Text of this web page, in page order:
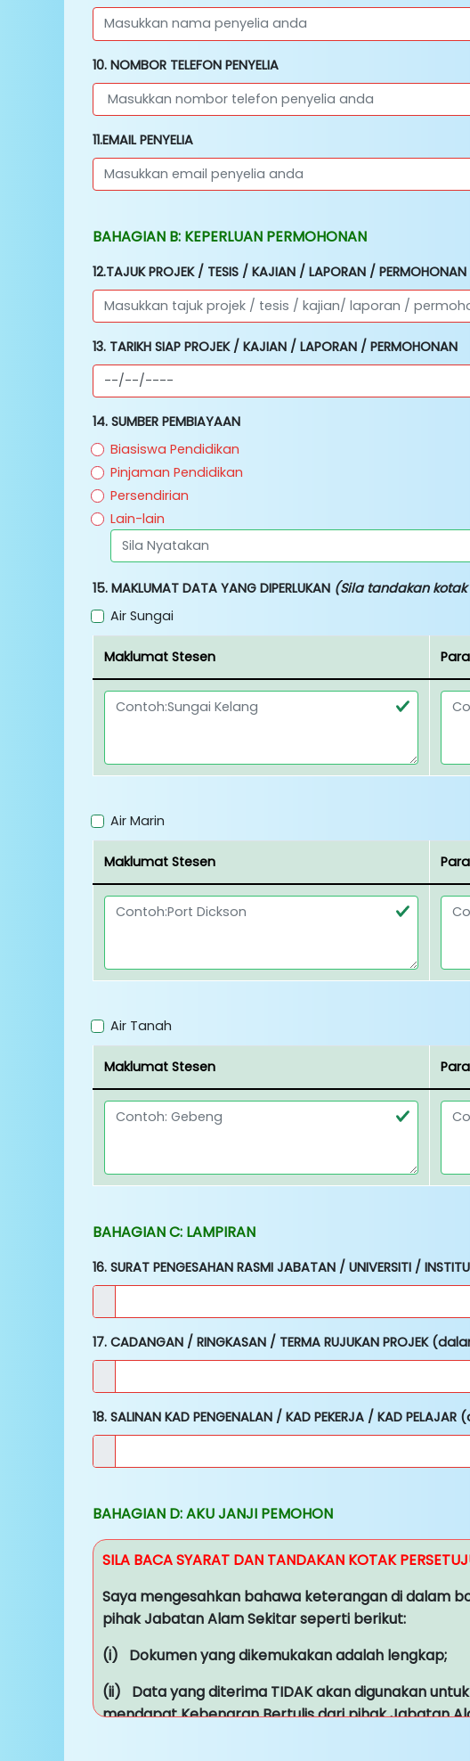
10. NOMBOR TELEFON PENYELIA
11.EMAIL PENYELIA
BAHAGIAN B: KEPERLUAN PERMOHONAN
12.TAJUK PROJEK / TESIS / KAJIAN / LAPORAN / PERMOHONAN
13. TARIKH SIAP PROJEK / KAJIAN / LAPORAN / PERMOHONAN
14. SUMBER PEMBIAYAAN
Biasiswa Pendidikan
Pinjaman Pendidikan
Persendirian
Lain-lain
15. MAKLUMAT DATA YANG DIPERLUKAN (Sila tandakan
Air Sungai
Maklumat Stesen
Air Marin
Maklumat Stesen
Air Tanah
Maklumat Stesen
BAHAGIAN C: LAMPIRAN
16. SURAT PENGESAHAN RASMI JABATAN / UNIVERSITI /
17. CADANGAN / RINGKASAN / TERMA RUJUKAN
18. SALINAN KAD PENGENALAN / KAD PEKERJA / KAD
BAHAGIAN D: AKU JANJI PEMOHON
SILA BACA SYARAT DAN TANDAKAN KOTAK
Saya mengesahkan bahawa keterangan di dalam
pihak Jabatan Alam Sekitar seperti berikut:
(i) Dokumen yang dikemukakan adalah lengkap;
(ii) Data yang diterima TIDAK akan digunakan
mendapat Kebenaran Bertulis dari pihak Jabatan